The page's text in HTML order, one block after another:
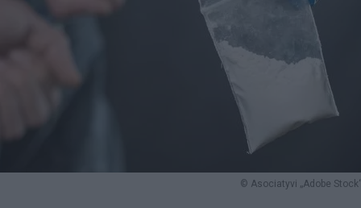
© Asociatyvi „Adobe